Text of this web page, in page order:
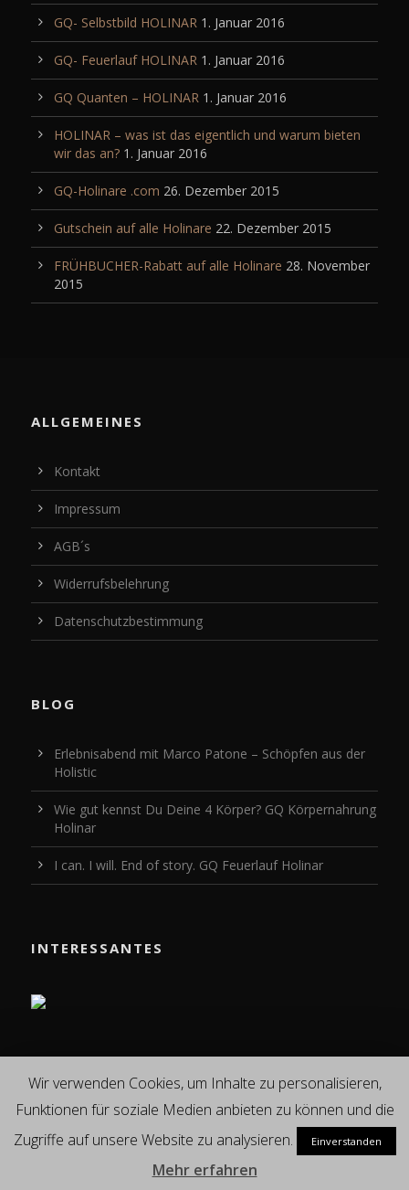
GQ- Selbstbild HOLINAR 1. Januar 2016
GQ- Feuerlauf HOLINAR 1. Januar 2016
GQ Quanten – HOLINAR 1. Januar 2016
HOLINAR – was ist das eigentlich und warum bieten
wir das an? 1. Januar 2016
GQ-Holinare .com 26. Dezember 2015
Gutschein auf alle Holinare 22. Dezember 2015
FRÜHBUCHER-Rabatt auf alle Holinare 28. November
2015
ALLGEMEINES
Kontakt
Impressum
AGB´s
Widerrufsbelehrung
Datenschutzbestimmung
BLOG
Erlebnisabend mit Marco Patone – Schöpfen aus der
Holistic
Wie gut kennst Du Deine 4 Körper? GQ Körpernahrung
Holinar
I can. I will. End of story. GQ Feuerlauf Holinar
INTERESSANTES
FOLGE UNS
Wir verwenden Cookies, um Inhalte zu personalisieren,
Funktionen für soziale Medien anbieten zu können und die
Zugriffe auf unsere Website zu analysieren.
Einverstanden
Mehr erfahren